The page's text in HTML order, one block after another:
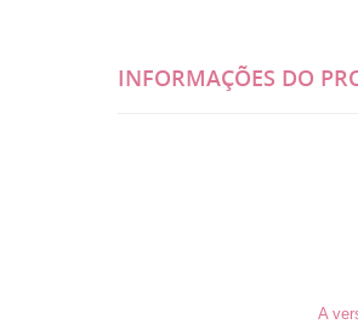
INFORMAÇÕES DO
A